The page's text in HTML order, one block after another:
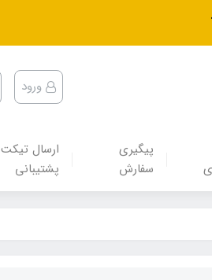
ورود
پیگیری
سفارش
ارسال تیکت
پشتیبانی